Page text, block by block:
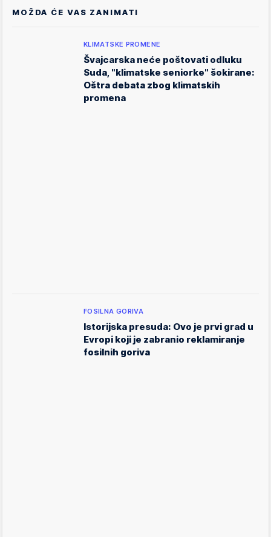
MOŽDA ĆE VAS ZANIMATI
KLIMATSKE PROMENE
Švajcarska neće poštovati odluku
Suda, "klimatske seniorke" šokirane:
Oštra debata zbog klimatskih
promena
FOSILNA GORIVA
Istorijska presuda: Ovo je prvi grad u
Evropi koji je zabranio reklamiranje
fosilnih goriva